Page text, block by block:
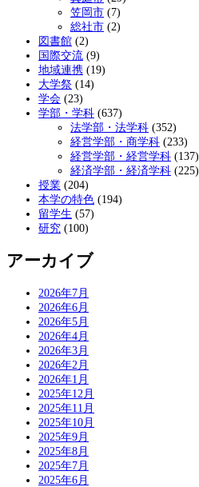
笠岡市 (7)
総社市 (2)
図書館 (2)
国際交流 (9)
地域連携 (19)
大学祭 (14)
学会 (23)
学部・学科 (637)
法学部・法学科 (352)
経営学部・商学科 (233)
経営学部・経営学科 (137)
経済学部・経済学科 (225)
授業 (204)
本学の特色 (194)
留学生 (57)
研究 (100)
アーカイブ
2026年7月
2026年6月
2026年5月
2026年4月
2026年3月
2026年2月
2026年1月
2025年12月
2025年11月
2025年10月
2025年9月
2025年8月
2025年7月
2025年6月